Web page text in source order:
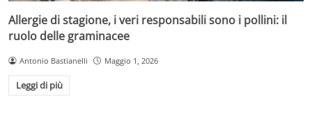
Allergie di stagione, i veri responsabili sono i pollini: il
ruolo delle graminacee
Antonio Bastianelli Maggio 1, 2026
Leggi di più